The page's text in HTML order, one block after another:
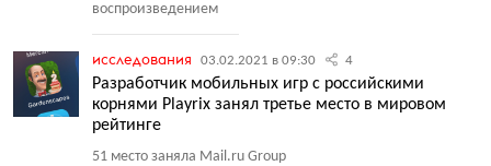
воспроизведением
исследования 03.02.2021 в 09:30 4
Разработчик мобильных игр с российскими
корнями Playrix занял третье место в мировом
рейтинге
51 место заняла Mail.ru Group